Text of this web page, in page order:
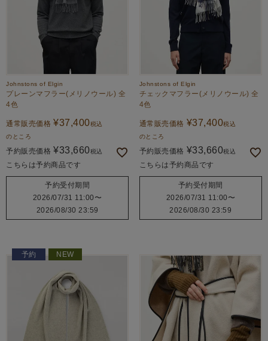
Johnstons of Elgin
プレーンマフラー(メリノウール) 全
4色
通常販売価格 ¥37,400税込
のところ
予約販売価格 ¥33,660税込
こちらは予約商品です
予約受付期間
2026/07/31 11:00 〜
2026/08/30 23:59
Johnstons of Elgin
チェックマフラー(メリノウール) 全
4色
通常販売価格 ¥37,400税込
のところ
予約販売価格 ¥33,660税込
こちらは予約商品です
予約受付期間
2026/07/31 11:00 〜
2026/08/30 23:59
予約 NEW